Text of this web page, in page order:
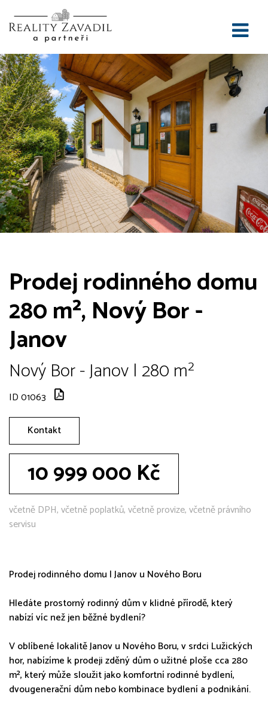
Prodej rodinného domu
280 m², Nový Bor -
Janov
Nový Bor - Janov | 280 m²
ID 01063
Kontakt
10 999 000 Kč
včetně DPH, včetně poplatků, včetně provize, včetně právního
servisu
Prodej rodinného domu | Janov u Nového Boru
Hledáte prostorný rodinný dům v klidné přírodě, který
nabízí víc než jen běžné bydlení?
V oblíbené lokalitě Janov u Nového Boru, v srdci Lužických
hor, nabízíme k prodeji zděný dům o užitné ploše cca 280
m², který může sloužit jako komfortní rodinné bydlení,
dvougenerační dům nebo kombinace bydlení a podnikání.